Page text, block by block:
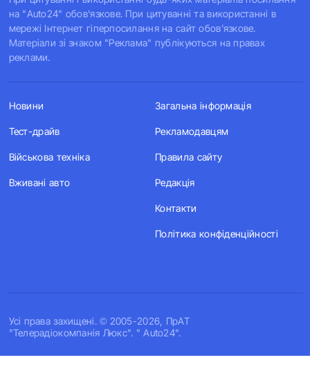
на "Auto24" обов'язкове. При цитуванні та використанні в
мережі Інтернет гіперпосилання на сайт обов'язкове.
Матеріали зі знаком "Реклама" публікуються на правах
реклами.
Усi права захищенi. © 2005-2026, ПрАТ
"Телерадіокомпанія Люкс". " Auto24".
Новини
Тест-драйв
Військова техніка
Вживані авто
Загальна інформація
Рекламодавцям
Правила сайту
Редакція
Контакти
Політика конфіденційності